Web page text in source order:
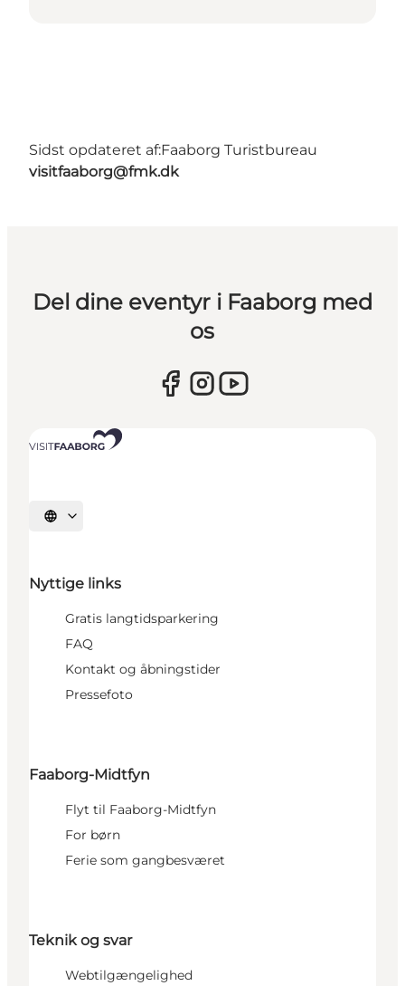
Sidst opdateret af:Faaborg Turistbureau
visitfaaborg@fmk.dk
Del dine eventyr i Faaborg med
os
Vælg sprog
Nyttige links
Gratis langtidsparkering
FAQ
Kontakt og åbningstider
Pressefoto
Faaborg-Midtfyn
Flyt til Faaborg-Midtfyn
For børn
Ferie som gangbesværet
Teknik og svar
Webtilgængelighed